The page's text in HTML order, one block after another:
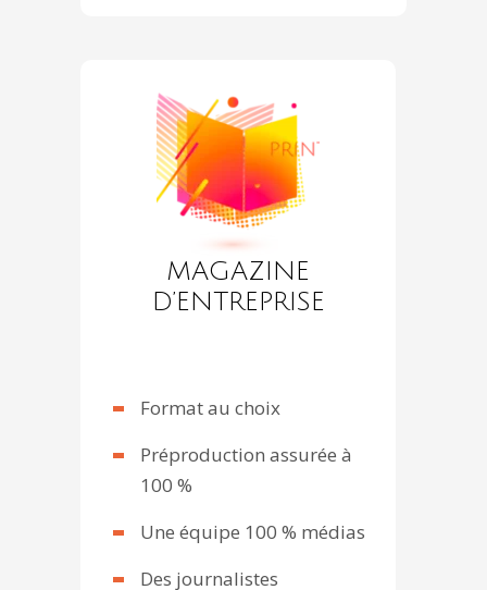
MAGAZINE
D’ENTREPRISE
Format au choix
Préproduction assurée à
100 %
Une équipe 100 % médias
Des journalistes